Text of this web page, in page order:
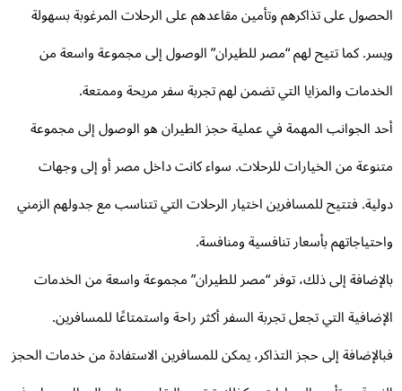
على تذاكرهم وتأمين مقاعدهم على الرحلات المرغوبة بسهولة
كما تتيح لهم “مصر للطيران” الوصول إلى مجموعة واسعة من
والمزايا التي تضمن لهم تجربة سفر مريحة وممتعة.
الجوانب المهمة في عملية حجز الطيران هو الوصول إلى مجموعة
من الخيارات للرحلات. سواء كانت داخل مصر أو إلى وجهات
فتتيح للمسافرين اختيار الرحلات التي تتناسب مع جدولهم الزمني
بأسعار تنافسية ومنافسة.
إلى ذلك، توفر “مصر للطيران” مجموعة واسعة من الخدمات
التي تجعل تجربة السفر أكثر راحة واستمتاعًا للمسافرين.
إلى حجز التذاكر، يمكن للمسافرين الاستفادة من خدمات الحجز